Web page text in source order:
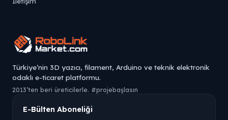
Türkiye’nin 3D yazıcı, filament, Arduino ve teknik elektronik
odaklı e-ticaret platformu.
2013’ten beri üreticilerle. #projebaşlasın
E-Bülten Aboneliği